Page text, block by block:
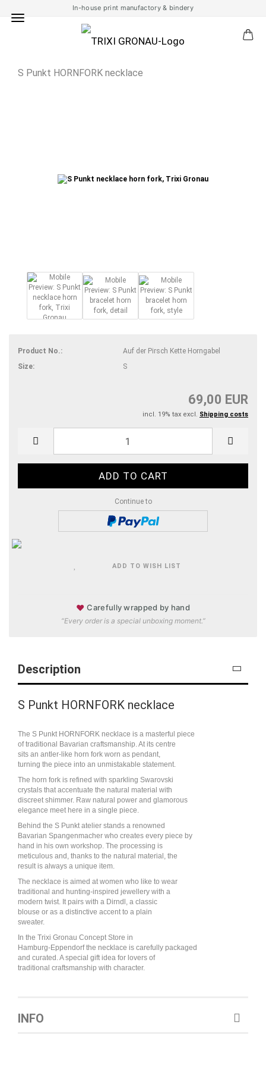
In-house print manufactory & bindery
S Punkt HORNFORK necklace
Product No.:
Auf der Pirsch Kette Horngabel
Size:
S
69,00 EUR
incl. 19% tax excl. Shipping costs
Continue to
ADD TO WISH LIST
♥ Carefully wrapped by hand
“Every order is a special unboxing moment.”
Description
S Punkt HORNFORK necklace
The S Punkt HORNFORK necklace is a masterful piece
of traditional Bavarian craftsmanship. At its centre
sits an antler-like horn fork worn as pendant,
turning the piece into an unmistakable statement.
The horn fork is refined with sparkling Swarovski
crystals that accentuate the natural material with
discreet shimmer. Raw natural power and glamorous
elegance meet here in a single piece.
Behind the S Punkt atelier stands a renowned
Bavarian Spangenmacher who creates every piece by
hand in his own workshop. The processing is
meticulous and, thanks to the natural material, the
result is always a unique item.
The necklace is aimed at women who like to wear
traditional and hunting-inspired jewellery with a
modern twist. It pairs with a Dirndl, a classic
blouse or as a distinctive accent to a plain
sweater.
In the Trixi Gronau Concept Store in
Hamburg-Eppendorf the necklace is carefully packaged
and curated. A special gift idea for lovers of
traditional craftsmanship with character.
INFO